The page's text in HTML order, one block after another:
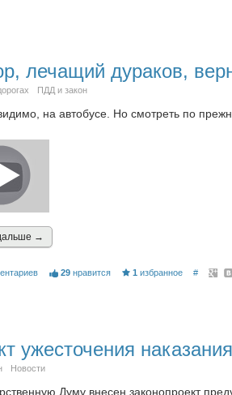
лечащий дураков,
ПДД и закон
на автобусе. Но смотреть по
→
29 нравится 1 избранное #
ужесточения
Новости
Думу внесен законопроект